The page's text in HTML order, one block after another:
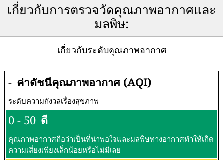
เกี่ยวกับการตรวจวัดคุณภาพอากาศและ
มลพิษ:
เกี่ยวกับระดับคุณภาพอากาศ
- ค่าดัชนีคุณภาพอากาศ (AQI)
ระดับความกังวลเรื่องสุขภาพ
0 - 50 ดี
คุณภาพอากาศถือว่าเป็นที่น่าพอใจและมลพิษทางอากาศทำให้เกิด
ความเสี่ยงเพียงเล็กน้อยหรือไม่มีเลย